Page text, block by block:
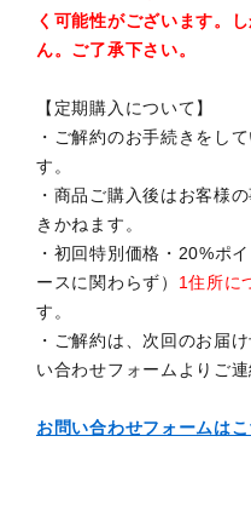
く可能性がございます。
ん。ご了承下さい。
【定期購入について】
・ご解約のお手続きをし
す。
・商品ご購入後はお客様
きかねます。
・初回特別価格・20%ポ
ースに関わらず） 1住所に
す。
・ご解約は、次回のお届
い合わせフォームよりご連
お問い合わせフォームはこ